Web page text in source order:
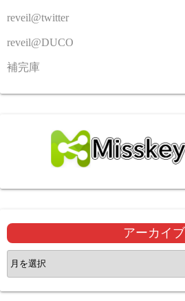
reveil@twitter
reveil@DUCO
補完庫
アーカイブ
ア
ー
カ